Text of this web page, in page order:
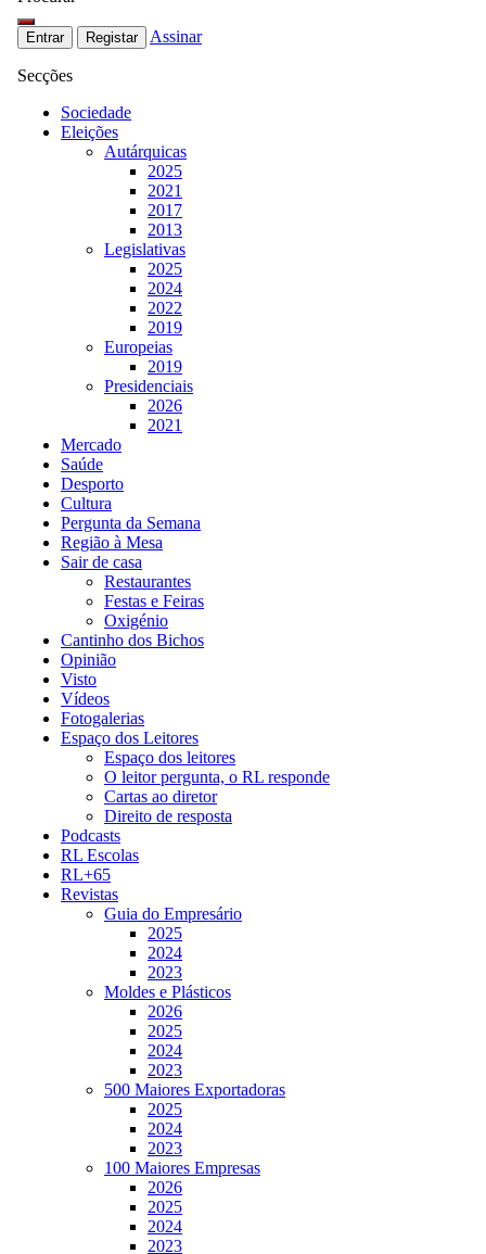
Entrar Registar Assinar
Secções
Sociedade
Eleições
Autárquicas
2025
2021
2017
2013
Legislativas
2025
2024
2022
2019
Europeias
2019
Presidenciais
2026
2021
Mercado
Saúde
Desporto
Cultura
Pergunta da Semana
Região à Mesa
Sair de casa
Restaurantes
Festas e Feiras
Oxigénio
Cantinho dos Bichos
Opinião
Visto
Vídeos
Fotogalerias
Espaço dos Leitores
Espaço dos leitores
O leitor pergunta, o RL responde
Cartas ao diretor
Direito de resposta
Podcasts
RL Escolas
RL+65
Revistas
Guia do Empresário
2025
2024
2023
Moldes e Plásticos
2026
2025
2024
2023
500 Maiores Exportadoras
2025
2024
2023
100 Maiores Empresas
2026
2025
2024
2023